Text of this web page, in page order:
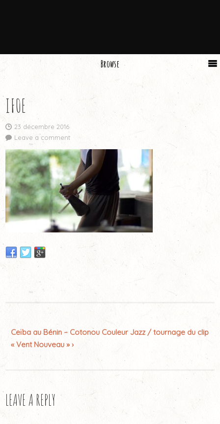
Browse
IF0E
23 décembre 2016
Leave a comment
Ceïba au Bénin – Cotonou Couleur Jazz / tournage du clip
« Vent Nouveau » ›
LEAVE A REPLY